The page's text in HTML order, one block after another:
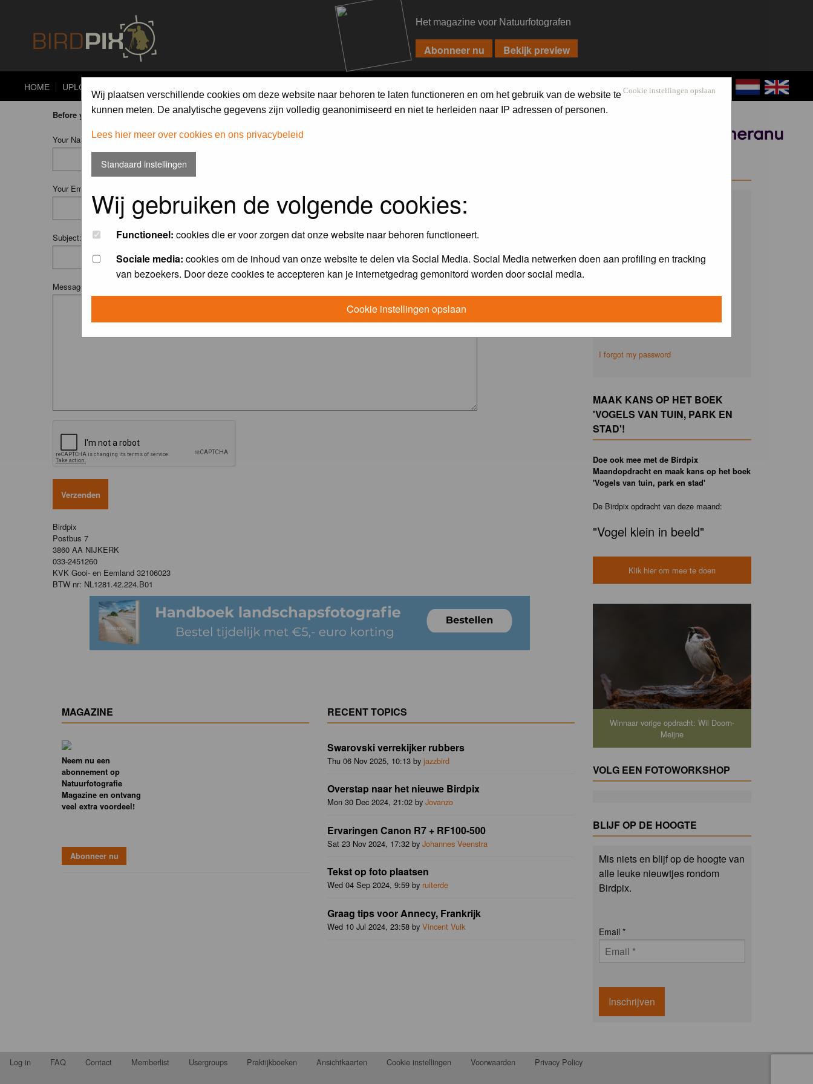
Het magazine voor Natuurfotografen
HOME UPLOAD Cookie instellingen opslaan
Wij plaatsen verschillende cookies om deze website naar behoren te laten functioneren en om het gebruik van de website te
kunnen meten. De analytische gegevens zijn volledig geanonimiseerd en niet te herleiden naar IP adressen of personen.
Lees hier meer over cookies en ons privacybeleid
Standaard instellingen
Wij gebruiken de volgende cookies:
Functioneel: cookies die er voor zorgen dat onze website naar behoren functioneert.
Sociale media: cookies om de inhoud van onze website te delen via Social Media. Social Media netwerken doen aan profiling en tracking
van bezoekers. Door deze cookies te accepteren kan je internetgedrag gemonitord worden door social media.
Cookie instellingen opslaan
Before you ask your question:pleaseread the FAQorsearch on the forum first.
Your Name (Fill in your username if you have one):
Your Email:
Subject:
Message:
Birdpix
Postbus 7
3860 AA NIJKERK
033-2451260
KVK Gooi- en Eemland 32106023
BTW nr: NL1281.42.224.B01
MAGAZINE
Neem nu een
abonnement op
Natuurfotografie
Magazine en ontvang
veel extra voordeel!
RECENT TOPICS
Swarovski verrekijker rubbers
Thu 06 Nov 2025, 10:13 by jazzbird
Overstap naar het nieuwe Birdpix
Mon 30 Dec 2024, 21:02 by Jovanzo
Ervaringen Canon R7 + RF100-500
Sat 23 Nov 2024, 17:32 by Johannes Veenstra
Tekst op foto plaatsen
Wed 04 Sep 2024, 9:59 by ruiterde
Graag tips voor Annecy, Frankrijk
Wed 10 Jul 2024, 23:58 by Vincent Vuik
I forgot my password
MAAK KANS OP HET BOEK
'VOGELS VAN TUIN, PARK EN
STAD'!
Doe ook mee met de Birdpix
Maandopdracht en maak kans op het boek
'Vogels van tuin, park en stad'
De Birdpix opdracht van deze maand:
"Vogel klein in beeld"
Klik hier om mee te doen
Winnaar vorige opdracht: Wil Doorn-
Meijne
VOLG EEN FOTOWORKSHOP
BLIJF OP DE HOOGTE
Mis niets en blijf op de hoogte van
alle leuke nieuwtjes rondom
Birdpix.
Email *
Inschrijven
Log in FAQ Contact Memberlist Usergroups Praktijkboeken Ansichtkaarten Cookie instellingen Voorwaarden Privacy Policy